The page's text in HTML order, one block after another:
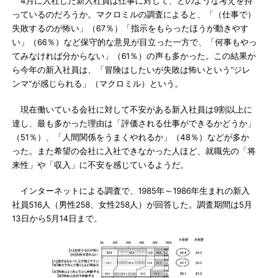
っているのだろうか。マクロミルの調査によると、「（仕事で）
失敗するのが怖い」（67％）「指示をもらったほうが動きやす
い」（66％）など保守的な意見が目立った一方で、「何事もやっ
てみなければ分からない」（61％）の声も多かった。この結果か
ら今年の新入社員は、「冒険はしたいが失敗は怖いという“ジレ
ンマ”が感じられる」（マクロミル）という。
現在働いている会社に対して不安がある新入社員は9割以上に
達し、最も多かった理由は「評価される仕事ができるかどうか」
（51％）、「人間関係をうまくやれるか」（48％）などが多か
った。また希望の会社に入社できなかった人ほど、就職先の「将
来性」や「収入」に不安を感じているようだ。
インターネットによる調査で、1985年～1986年生まれの新入
社員516人（男性258、女性258人）が回答した。調査期間は5月
13日から5月14日まで。